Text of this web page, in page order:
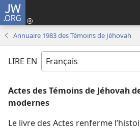
JW.ORG
Annuaire 1983 des Témoins de Jéhovah
LIRE EN
Actes des Témoins de Jéhovah
modernes
Le livre des Actes renferme